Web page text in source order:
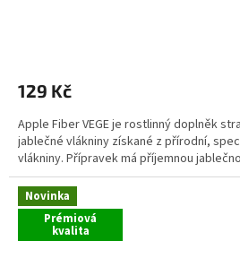
129 Kč
Apple Fiber VEGE je rostlinný doplněk
jablečné vlákniny získané z přírodní,
vlákniny. Přípravek má příjemnou
Novinka
Prémiová
kvalita